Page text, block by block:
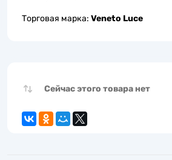
Торговая марка: Veneto Luce
Сейчас этого товара нет